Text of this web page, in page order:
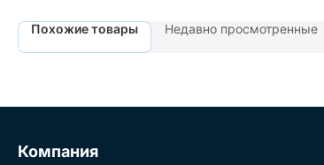
Похожие товары Недавно просмотренные
Компания